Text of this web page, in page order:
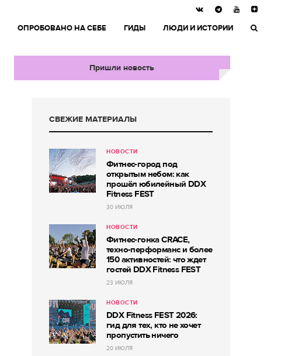
ОПРОБОВАНО НА СЕБЕ ГИДЫ ЛЮДИ И ИСТОРИИ
Пришли новость
СВЕЖИЕ МАТЕРИАЛЫ
НОВОСТИ
Фитнес-город под
открытым небом: как
прошёл юбилейный DDX
Fitness FEST
30 ИЮЛЯ
НОВОСТИ
Фитнес-гонка CRACE,
техно-перформанс и более
150 активностей: что ждет
гостей DDX Fitness FEST
23 ИЮЛЯ
НОВОСТИ
DDX Fitness FEST 2026:
гид для тех, кто не хочет
пропустить ничего
20 ИЮЛЯ